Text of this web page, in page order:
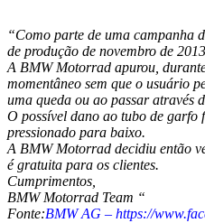
“Como parte de uma campanha
de produção de novembro de
A BMW Motorrad apurou,
momentâneo sem que o usuário
uma queda ou ao passar através
O possível dano ao tubo de garfo
pressionado para baixo.
A BMW Motorrad decidiu então
é gratuita para os clientes.
Cumprimentos,
BMW Motorrad Team “
Fonte:BMW AG – https://